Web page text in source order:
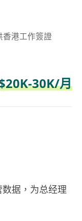
香港工作簽證
30K/月
据，为总经理
踪目标完成情